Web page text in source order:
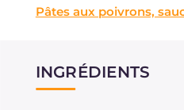
Pâtes aux poivrons,
INGRÉDIENTS